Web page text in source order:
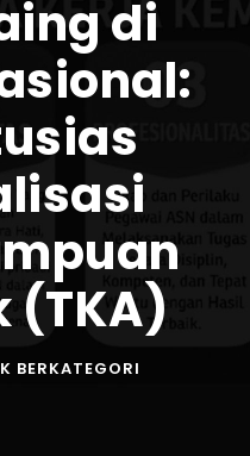
di
(TKA)
BERKATEGORI